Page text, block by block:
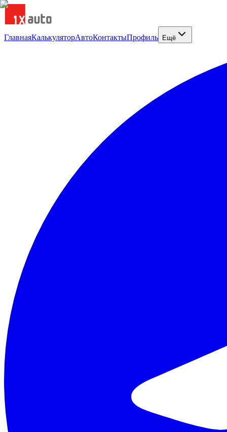
ГлавнаяКалькуляторАвтоКонтактыПрофиль Ещё